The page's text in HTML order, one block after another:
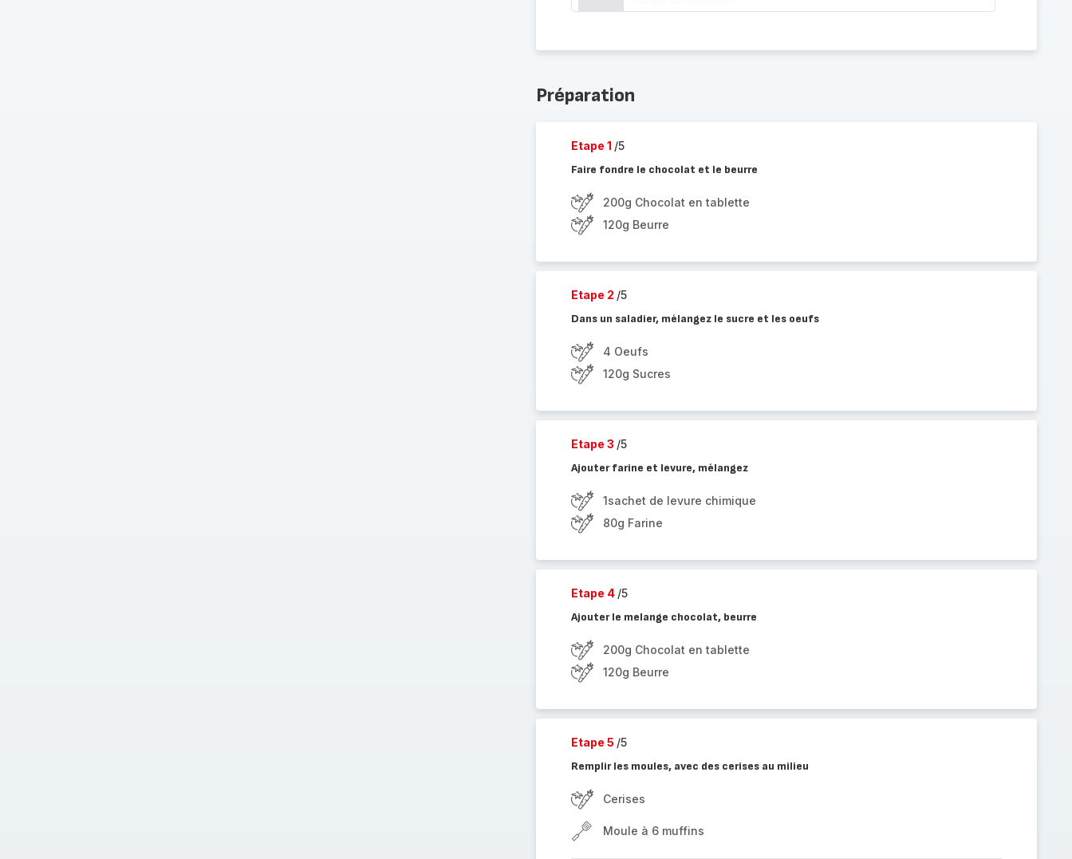
Préparation
Etape 1 /5
Faire fondre le chocolat et le beurre
200g Chocolat en tablette
120g Beurre
Etape 2 /5
Dans un saladier, mélangez le sucre et les oeufs
4 Oeufs
120g Sucres
Etape 3 /5
Ajouter farine et levure, mélangez
1sachet de levure chimique
80g Farine
Etape 4 /5
Ajouter le melange chocolat, beurre
200g Chocolat en tablette
120g Beurre
Etape 5 /5
Remplir les moules, avec des cerises au milieu
Cerises
Moule à 6 muffins